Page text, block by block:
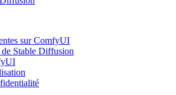
sur ComfyUI
de Stable Diffusion